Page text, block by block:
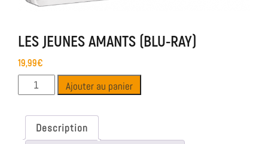
LES JEUNES AMANTS (BLU-RAY)
19,99€
Ajouter au panier
Description